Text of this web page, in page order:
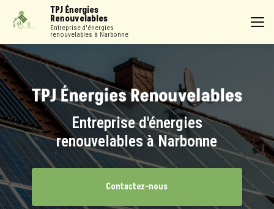
contenu
TPJ Énergies
Renouvelables
Entreprise d'énergies
renouvelables à Narbonne
Entreprise d'énergies
renouvelables à Narbonne
Contactez-nous